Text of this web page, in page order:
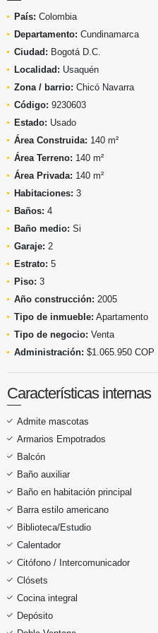
País: Colombia
Departamento: Cundinamarca
Ciudad: Bogotá D.C.
Localidad: Usaquén
Zona / barrio: Chicó Navarra
Código: 9230603
Estado: Usado
Área Construida: 140 m²
Área Terreno: 140 m²
Área Privada: 140 m²
Habitaciones: 3
Baños: 4
Baño medio: Si
Garaje: 2
Estrato: 5
Piso: 3
Año construcción: 2005
Tipo de inmueble: Apartamento
Tipo de negocio: Venta
Administración: $1.065.950 COP
Características internas
Admite mascotas
Armarios Empotrados
Balcón
Baño auxiliar
Baño en habitación principal
Barra estilo americano
Biblioteca/Estudio
Calentador
Citófono / Intercomunicador
Clósets
Cocina integral
Depósito